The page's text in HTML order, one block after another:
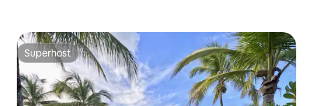
Superhost
Superhost